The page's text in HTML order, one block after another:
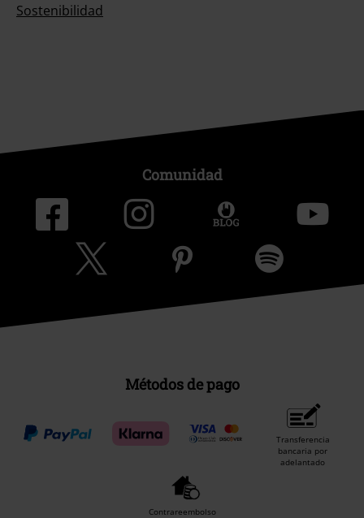
Sostenibilidad
Comunidad
Métodos de pago
Transferencia
bancaria por
adelantado
Contrareembolso